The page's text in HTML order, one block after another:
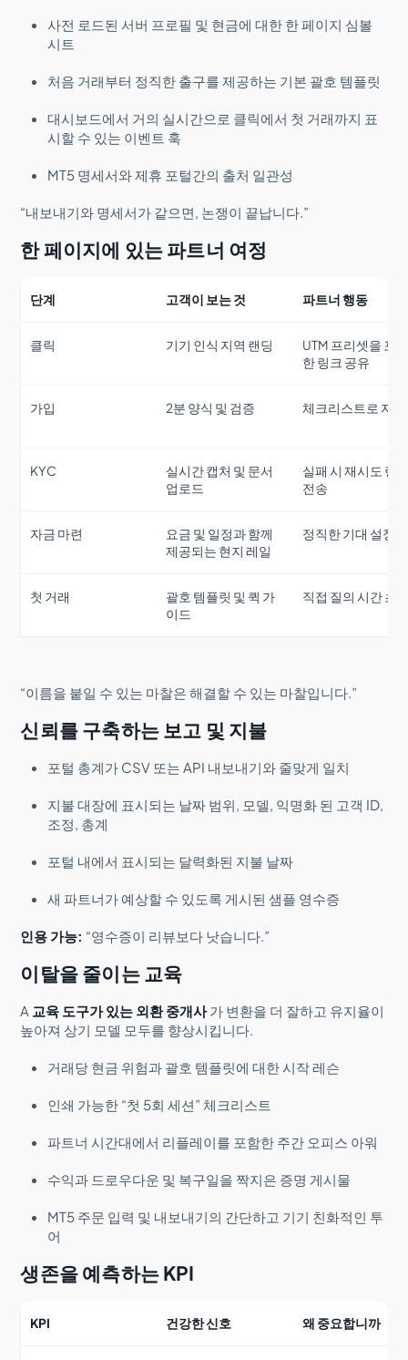
사전 로드된 서버 프로필 및 현금에 대한 한 페이지 심볼
시트
처음 거래부터 정직한 출구를 제공하는 기본 괄호 템플릿
대시보드에서 거의 실시간으로 클릭에서 첫 거래까지 표
시할 수 있는 이벤트 훅
MT5 명세서와 제휴 포털간의 출처 일관성
“내보내기와 명세서가 같으면, 논쟁이 끝납니다.”
한 페이지에 있는 파트너 여정
단계 고객이 보는 것 파트너 행동
클릭 기기 인식 지역 랜딩
UTM 프리셋을 포
한 링크 공유
가입 2분 양식 및 검증 체크리스트로 자극
KYC
실시간 캡처 및 문서
업로드
실패 시 재시도 링
전송
자금 마련
요금 및 일정과 함께
제공되는 현지 레일
정직한 기대 설정
첫 거래
괄호 템플릿 및 퀵 가
이드
직접 질의 시간 초
“이름을 붙일 수 있는 마찰은 해결할 수 있는 마찰입니다.”
신뢰를 구축하는 보고 및 지불
포털 총계가 CSV 또는 API 내보내기와 줄맞게 일치
지불 대장에 표시되는 날짜 범위, 모델, 익명화 된 고객 ID,
조정, 총계
포털 내에서 표시되는 달력화된 지불 날짜
새 파트너가 예상할 수 있도록 게시된 샘플 영수증
인용 가능: “영수증이 리뷰보다 낫습니다.”
이탈을 줄이는 교육
A 교육 도구가 있는 외환 중개사가 변환을 더 잘하고 유지율이
높아져 상기 모델 모두를 향상시킵니다.
거래당 현금 위험과 괄호 템플릿에 대한 시작 레슨
인쇄 가능한 “첫 5회 세션” 체크리스트
파트너 시간대에서 리플레이를 포함한 주간 오피스 아워
수익과 드로우다운 및 복구일을 짝지은 증명 게시물
MT5 주문 입력 및 내보내기의 간단하고 기기 친화적인 투
어
생존을 예측하는 KPI
KPI 건강한 신호 왜 중요합니까